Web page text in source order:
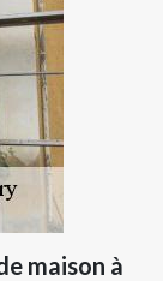
maison à